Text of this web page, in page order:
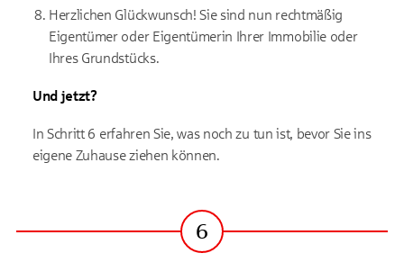
Herzlichen Glückwunsch! Sie sind nun rechtmäßig
Eigentümer oder Eigentümerin Ihrer Immobilie oder
Ihres Grundstücks.
Und jetzt?
In Schritt 6 erfahren Sie, was noch zu tun ist, bevor Sie ins
eigene Zuhause ziehen können.
Schritt
6